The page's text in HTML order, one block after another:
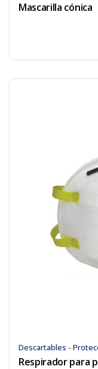
Mascarilla cónica
Descartables -
Respirador para